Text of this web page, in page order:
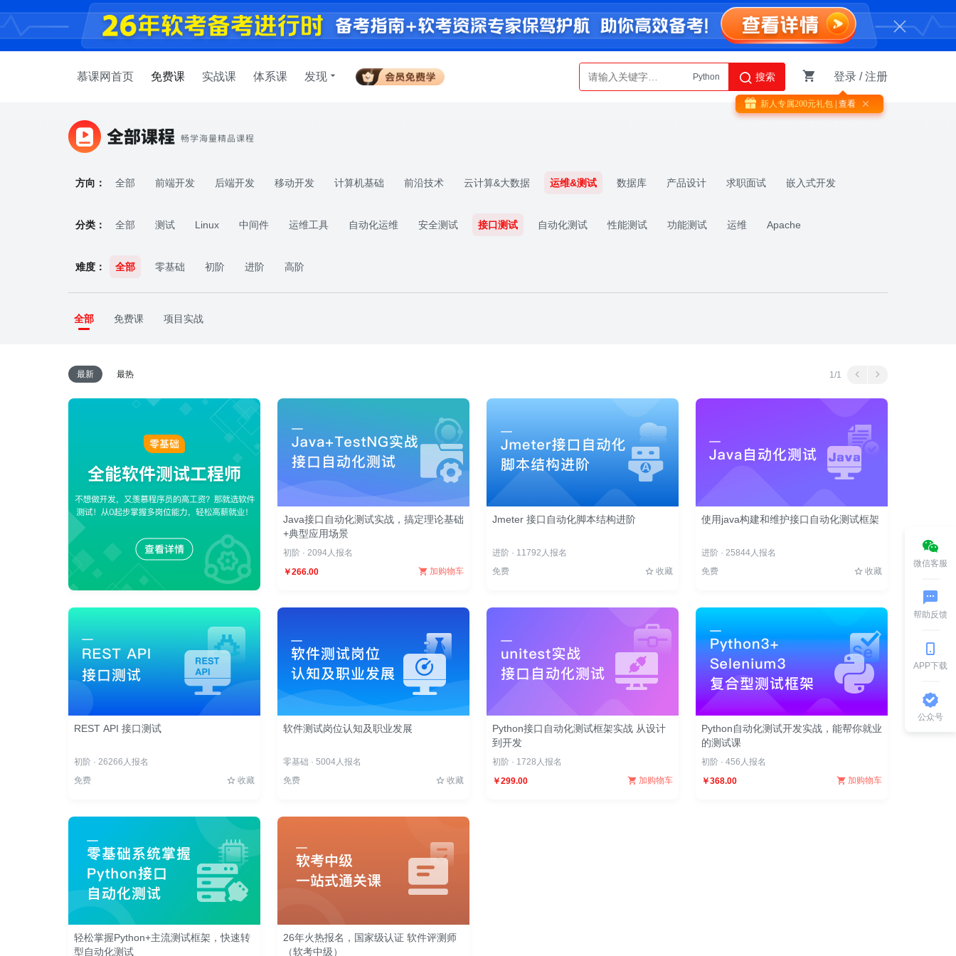
慕课网首页 免费课 实战课 体系课 发现
Python
AI智能体
搜索 登录 /注册
新人专属200元礼包 | 查看 
方向： 全部 前端开发 后端开发 移动开发 计算机基础 前沿技术 云计算&大数据 运维&测试 数据库 产品设计 求职面试 嵌入式开发
分类：
全部 测试 Linux 中间件 运维工具 自动化运维 安全测试 接口测试 自动化测试 性能测试 功能测试 运维 Apache
难度： 全部 零基础 初阶 进阶 高阶
全部 免费课 项目实战
最新 最热 1/1
Java接口自动化测试实战，搞定理论基础
+典型应用场景
初阶 · 2094人报名
￥266.00
加购物车
Jmeter 接口自动化脚本结构进阶
进阶 · 11792人报名
免费
收藏
使用java构建和维护接口自动化测试框架
进阶 · 25844人报名
免费
收藏
REST API 接口测试
初阶 · 26266人报名
免费
收藏
软件测试岗位认知及职业发展
零基础 · 5004人报名
免费
收藏
Python接口自动化测试框架实战 从设计
到开发
初阶 · 1728人报名
￥299.00
加购物车
Python自动化测试开发实战，能帮你就业
的测试课
初阶 · 456人报名
￥368.00
加购物车
轻松掌握Python+主流测试框架，快速转
型自动化测试
26年火热报名，国家级认证 软件评测师
（软考中级）
微信客服
帮助反馈
APP下载
公众号